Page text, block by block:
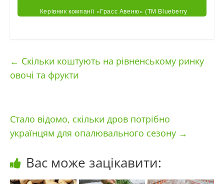
Керівник компанії «Грасс Авеню» (ТМ Blueberry
by StarBerries) Олег Воробйов.
← Скільки коштують на рівненському ринку
овочі та фрукти
Стало відомо, скільки дров потрібно
українцям для опалювального сезону →
Вас може зацікавити: